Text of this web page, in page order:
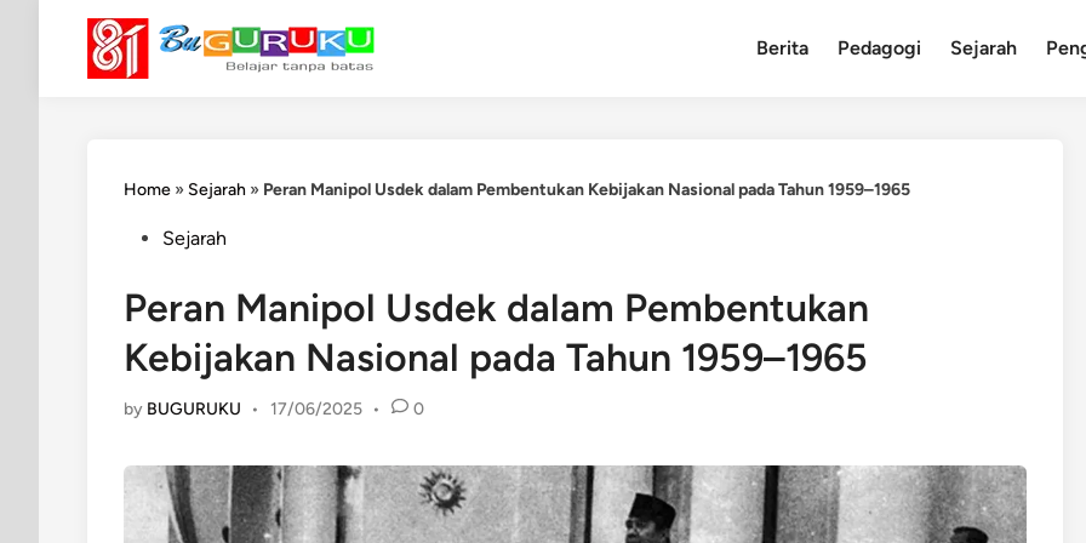
content
Berita Pedagogi Sejarah
Home » Sejarah » Peran Manipol Usdek dalam Pembentukan Kebijakan Nasional pada Tahun 1959–1965
PostedSejarah
Peran Manipol Usdek dalam Pembentukan
Kebijakan Nasional pada Tahun 1959–1965
by BUGURUKU • 17/06/2025 • 0